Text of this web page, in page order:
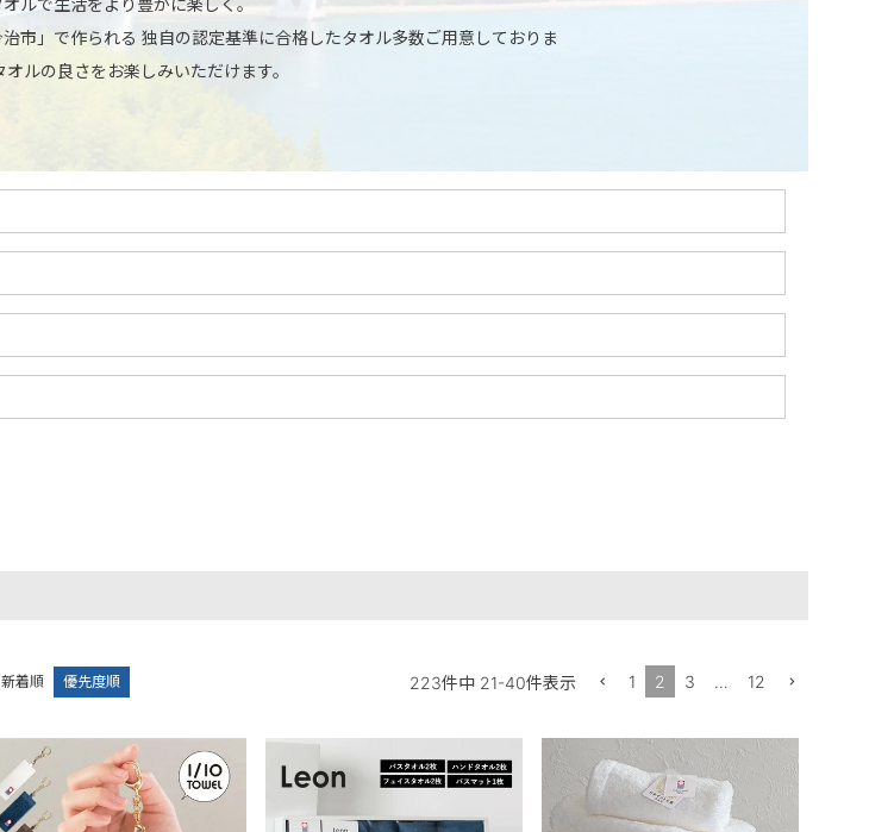
ルで生活をより豊かに楽しく。
市」で作られる 独自の認定基準に合格したタオル多数ご用意しておりま
ルの良さをお楽しみいただけます。
新着順 優先度順 223件中 21-40件表示 1 2 3 … 12